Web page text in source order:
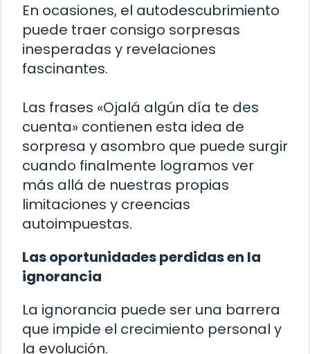
En ocasiones, el autodescubrimiento
puede traer consigo sorpresas
inesperadas y revelaciones
fascinantes.
Las frases «Ojalá algún día te des
cuenta» contienen esta idea de
sorpresa y asombro que puede surgir
cuando finalmente logramos ver
más allá de nuestras propias
limitaciones y creencias
autoimpuestas.
Las oportunidades perdidas en la
ignorancia
La ignorancia puede ser una barrera
que impide el crecimiento personal y
la evolución.